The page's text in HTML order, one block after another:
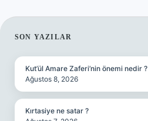
SIDEBAR
SON YAZILAR
Kut’ül Amare Zaferi’nin önemi nedir ?
Ağustos 8, 2026
Kırtasiye ne satar ?